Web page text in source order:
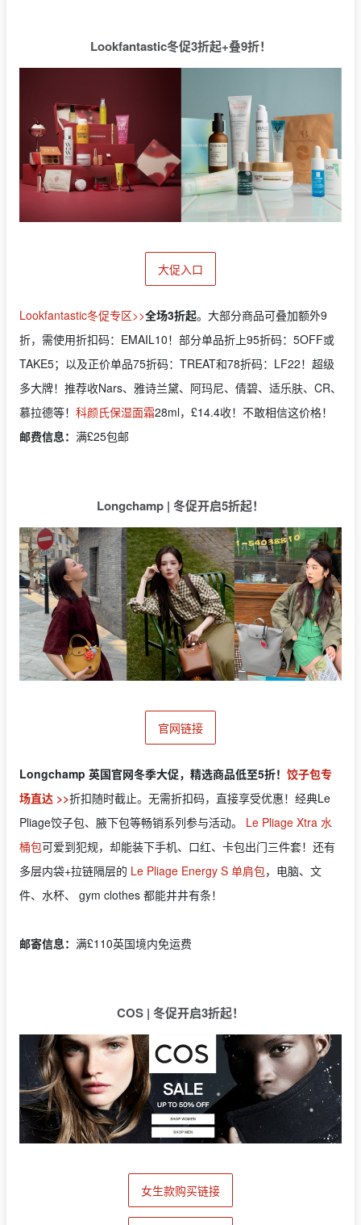
Lookfantastic冬促3折起+叠9折！
大促入口
Lookfantastic冬促专区>>全场3折起。大部分商品可叠加额外9
折，需使用折扣码：EMAIL10！部分单品折上95折码：5OFF或
TAKE5；以及正价单品75折码：TREAT和78折码：LF22！超级
多大牌！推荐收Nars、雅诗兰黛、阿玛尼、倩碧、适乐肤、CR、
慕拉德等！ 科颜氏保湿面霜28ml，£14.4收！不敢相信这价格！
邮费信息： 满£25包邮
Longchamp | 冬促开启5折起！
官网链接
Longchamp 英国官网冬季大促，精选商品低至5折！ 饺子包专
场直达 >>折扣随时截止。无需折扣码，直接享受优惠！经典Le
Pliage饺子包、腋下包等畅销系列参与活动。 Le Pliage Xtra 水
桶包可爱到犯规，却能装下手机、口红、卡包出门三件套！还有
多层内袋+拉链隔层的 Le Pliage Energy S 单肩包，电脑、文
件、水杯、 gym clothes 都能井井有条！
邮寄信息： 满£110英国境内免运费
COS | 冬促开启3折起！
女生款购买链接